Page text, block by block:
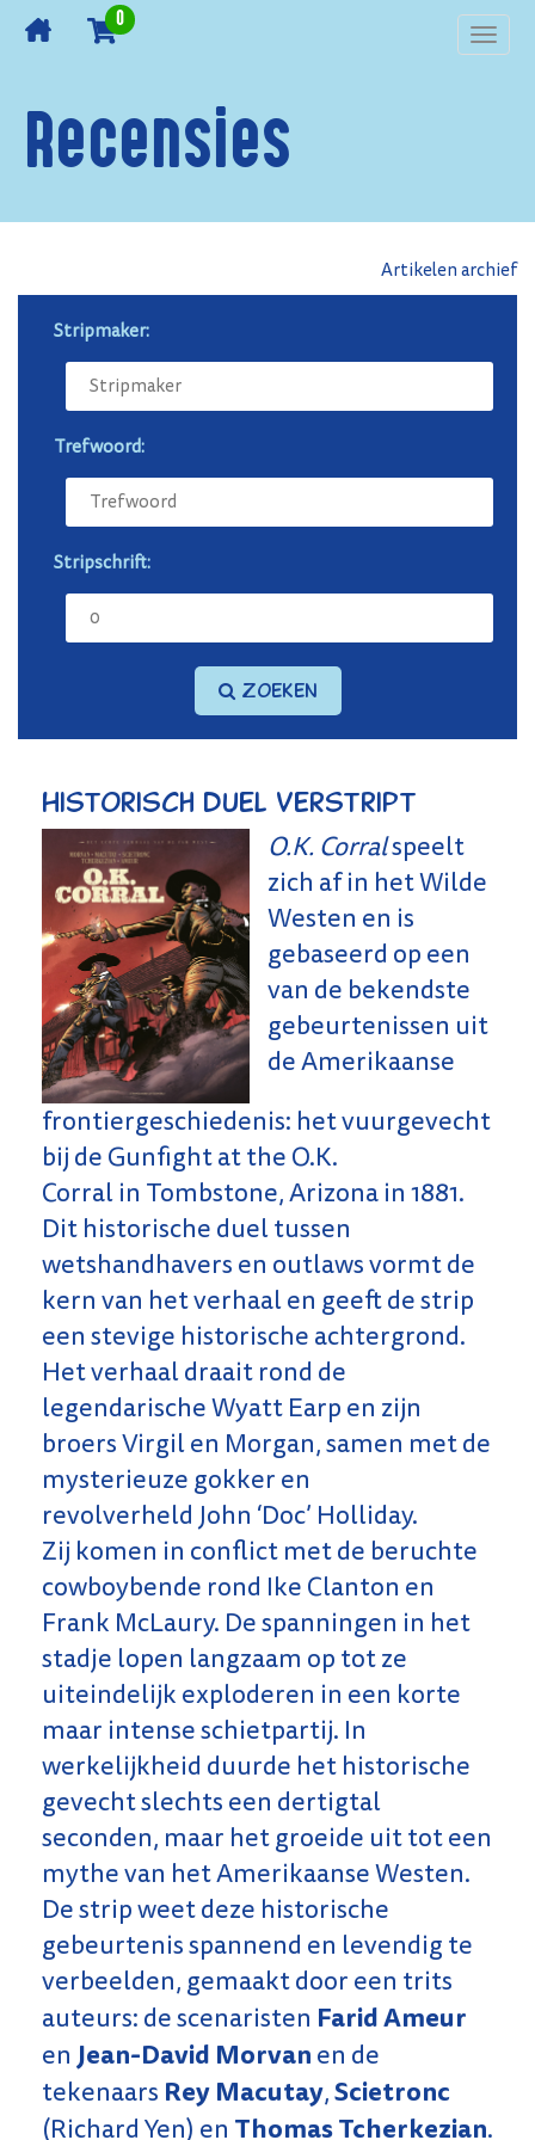
0
Recensies
Artikelen archief
Stripmaker:
Trefwoord:
Stripschrift:
Zoeken
Historisch duel verstript
O.K. Corralspeelt
zich af in het Wilde
Westen en is
gebaseerd op een
van de bekendste
gebeurtenissen uit
de Amerikaanse
frontiergeschiedenis: het vuurgevecht
bij de Gunfight at the O.K.
Corral in Tombstone, Arizona in 1881.
Dit historische duel tussen
wetshandhavers en outlaws vormt de
kern van het verhaal en geeft de strip
een stevige historische achtergrond.
Het verhaal draait rond de
legendarische Wyatt Earp en zijn
broers Virgil en Morgan, samen met de
mysterieuze gokker en
revolverheld John ‘Doc’ Holliday.
Zij komen in conflict met de beruchte
cowboybende rond Ike Clanton en
Frank McLaury. De spanningen in het
stadje lopen langzaam op tot ze
uiteindelijk exploderen in een korte
maar intense schietpartij. In
werkelijkheid duurde het historische
gevecht slechts een dertigtal
seconden, maar het groeide uit tot een
mythe van het Amerikaanse Westen.
De strip weet deze historische
gebeurtenis spannend en levendig te
verbeelden, gemaakt door een trits
auteurs: de scenaristen Farid Ameur
en Jean-David Morvan en de
tekenaars Rey Macutay,Scietronc
(Richard Yen) en Thomas Tcherkezian.